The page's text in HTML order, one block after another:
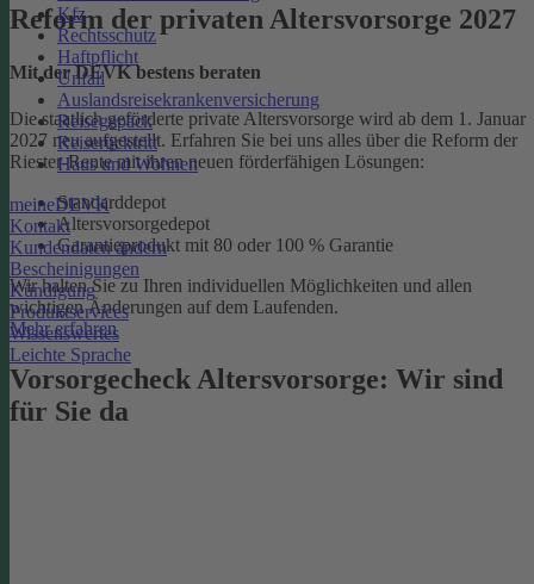
Kfz
Rechtsschutz
Haftpflicht
Unfall
Auslandsreisekrankenversicherung
Reisegepäck
Reiserücktritt
Haus und Wohnen
meineDEVK
Kontakt
Kundendaten ändern
Bescheinigungen
Kündigung
Produktservices
Wissenswertes
Leichte Sprache
Reform der privaten Altersvorsorge 2027
Mit der DEVK bestens beraten
Die staatlich geförderte private Altersvorsorge wird ab dem 1. Januar
2027 neu aufgestellt. Erfahren Sie bei uns alles über die Reform der
Riester-Rente mit ihren neuen förderfähigen Lösungen:
Standarddepot
Altersvorsorgedepot
Garantieprodukt mit 80 oder 100 % Garantie
Wir halten Sie zu Ihren individuellen Möglichkeiten und allen
wichtigen Änderungen auf dem Laufenden.
Mehr erfahren
Vorsorgecheck Altersvorsorge:­ Wir sind
für Sie da